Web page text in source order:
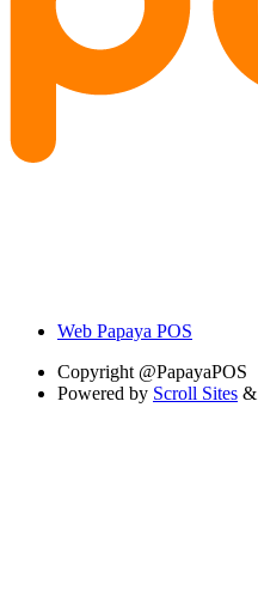
Web Papaya POS
Copyright @PapayaPOS
Powered by Scroll Sites &